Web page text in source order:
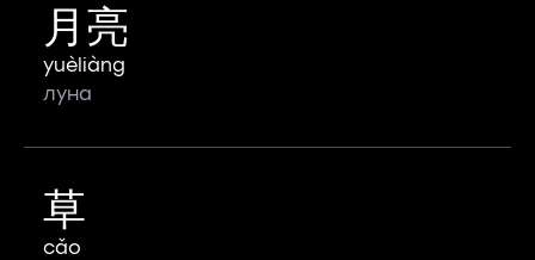
月亮
yuèliàng
луна
草
cǎo